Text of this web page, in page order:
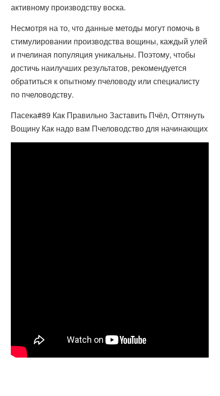
активному производству воска.
Несмотря на то, что данные методы могут помочь в
стимулировании производства вощины, каждый улей
и пчелиная популяция уникальны. Поэтому, чтобы
достичь наилучших результатов, рекомендуется
обратиться к опытному пчеловоду или специалисту
по пчеловодству.
Пасека#89 Как Правильно Заставить Пчёл, Оттянуть
Вощину Как надо вам Пчеловодство для начинающих